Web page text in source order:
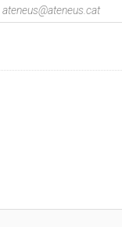
ateneus@ateneus.cat